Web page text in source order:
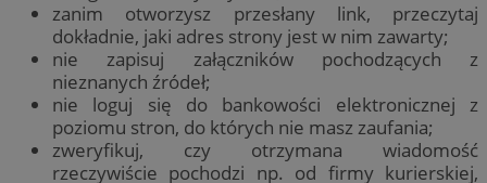
zanim otworzysz przesłany link, przeczytaj
dokładnie, jaki adres strony jest w nim zawarty;
nie zapisuj załączników pochodzących z
nieznanych źródeł;
nie loguj się do bankowości elektronicznej z
poziomu stron, do których nie masz zaufania;
zweryfikuj, czy otrzymana wiadomość
rzeczywiście pochodzi np. od firmy kurierskiej,